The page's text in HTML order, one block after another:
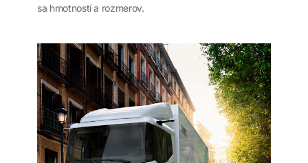
sa hmotností a rozmerov.